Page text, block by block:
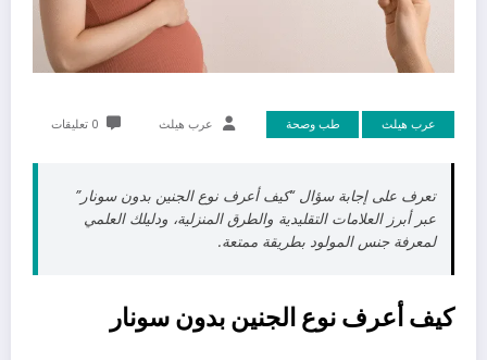
عرب هيلث طب وصحة عرب هيلث 0 تعليقات
تعرف على إجابة سؤال “كيف أعرف نوع الجنين بدون سونار”
عبر أبرز العلامات التقليدية والطرق المنزلية، ودليلك العلمي
لمعرفة جنس المولود بطريقة ممتعة.
كيف أعرف نوع الجنين بدون سونار